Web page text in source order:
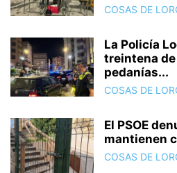
COSAS DE
La Policía
treintena
pedanías...
COSAS DE
El PSOE
mantienen
COSAS DE